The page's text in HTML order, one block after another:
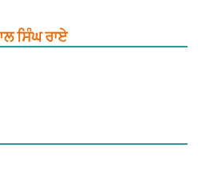
ਸਿੰਘ ਰਾਏ